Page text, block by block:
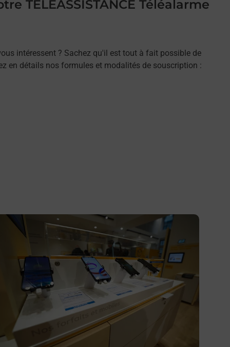
TELEASSISTANCE Téléalarme
intéressent ? Sachez qu'il est tout à fait possible de
en détails nos formules et modalités de souscription :
savoir plus